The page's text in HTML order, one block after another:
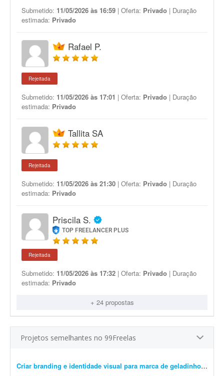
Submetido: 11/05/2026 às 16:59 | Oferta: Privado | Duração
estimada: Privado
Rafael P.
Rejeitada
Submetido: 11/05/2026 às 17:01 | Oferta: Privado | Duração
estimada: Privado
Tallita SA
Rejeitada
Submetido: 11/05/2026 às 21:30 | Oferta: Privado | Duração
estimada: Privado
Priscila S.
TOP FREELANCER PLUS
Rejeitada
Submetido: 11/05/2026 às 17:32 | Oferta: Privado | Duração
estimada: Privado
+ 24 propostas
Projetos semelhantes no 99Freelas
Criar branding e identidade visual para marca de geladinhos gourmet